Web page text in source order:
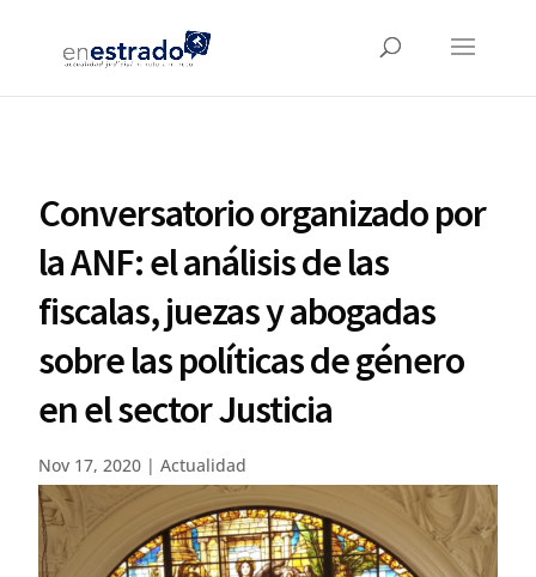
Conversatorio organizado por
la ANF: el análisis de las
fiscalas, juezas y abogadas
sobre las políticas de género
en el sector Justicia
Nov 17, 2020 |Actualidad